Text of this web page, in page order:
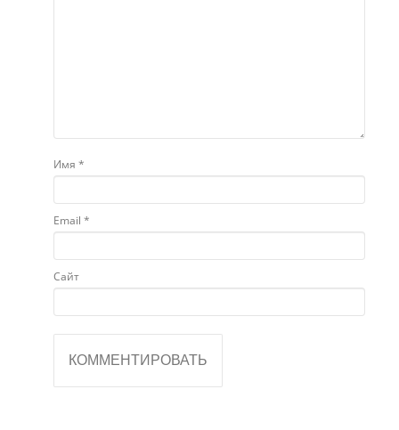
Имя *
Email *
Сайт